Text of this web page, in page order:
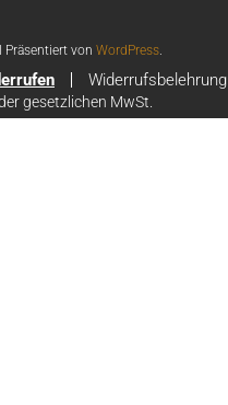
von WordPress.
Widerrufsbelehrung
gesetzlichen MwSt.